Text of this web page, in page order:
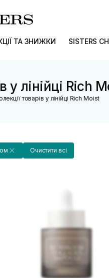
ТА ЗНИЖКИ SISTERS
у лінійці Rich
товарів у лінійці Rich Moist
Очистити всі